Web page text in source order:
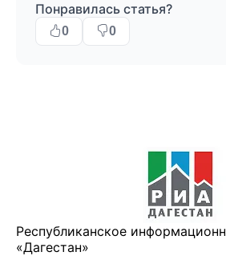
Понравилась статья?
0 0
Республиканское
«Дагестан»